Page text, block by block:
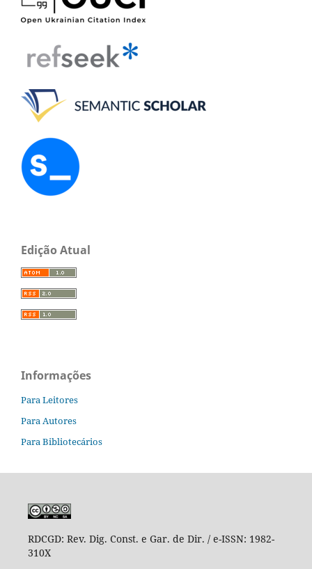
Edição Atual
Informações
Para Leitores
Para Autores
Para Bibliotecários
RDCGD: Rev. Dig. Const. e Gar. de Dir. / e-ISSN: 1982-
310X